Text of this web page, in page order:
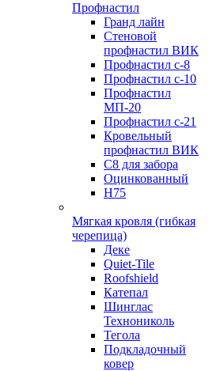
Профнастил
Гранд лайн
Стеновой
профнастил ВИК
Профнастил с-8
Профнастил с-10
Профнастил
МП-20
Профнастил с-21
Кровельный
профнастил ВИК
С8 для забора
Оцинкованный
Н75
Мягкая кровля (гибкая
черепица)
Деке
Quiet-Tile
Roofshield
Катепал
Шинглас
Технониколь
Тегола
Подкладочный
ковер